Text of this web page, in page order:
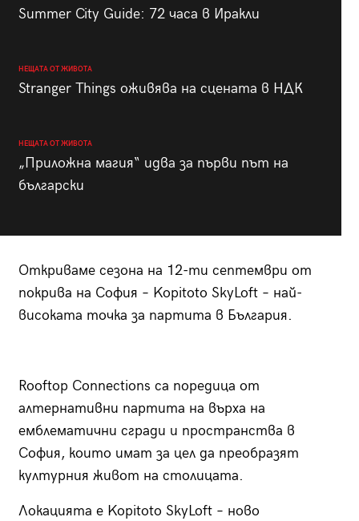
Summer City Guide: 72 часа в Иракли
НЕЩАТА ОТ ЖИВОТА
Stranger Things оживява на сцената в НДК
НЕЩАТА ОТ ЖИВОТА
„Приложна магия“ идва за първи път на
български
Откриваме сезона на 12-ти септември от
покрива на София – Kopitoto SkyLoft – най-
високата точка за партита в България.
Rooftop Сonnections са поредица от
алтернативни партита на върха на
емблематични сгради и пространства в
София, които имат за цел да преобразят
културния живот на столицата.
Локацията е Kopitoto SkyLoft – ново